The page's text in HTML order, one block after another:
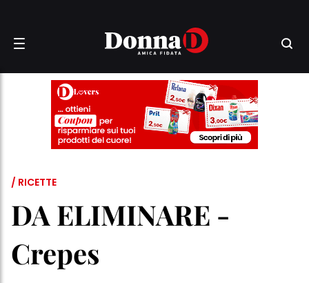
/ RICETTE
DA ELIMINARE -
Crepes